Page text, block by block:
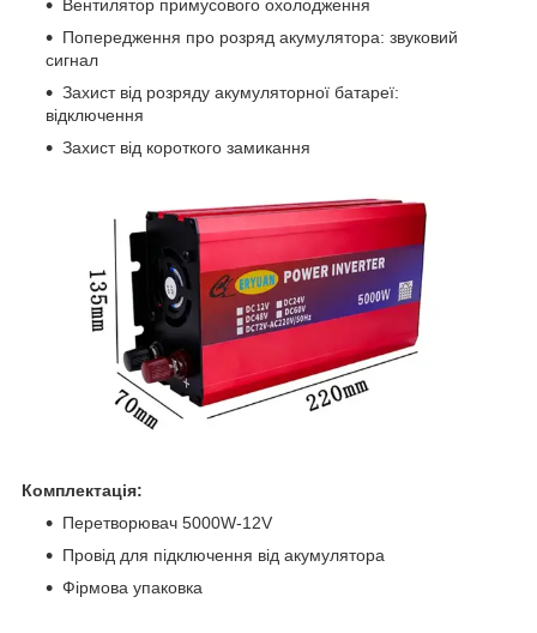
Вентилятор примусового охолодження
Попередження про розряд акумулятора: звуковий
сигнал
Захист від розряду акумуляторної батареї:
відключення
Захист від короткого замикання
Комплектація:
Перетворювач 5000W-12V
Провід для підключення від акумулятора
Фірмова упаковка